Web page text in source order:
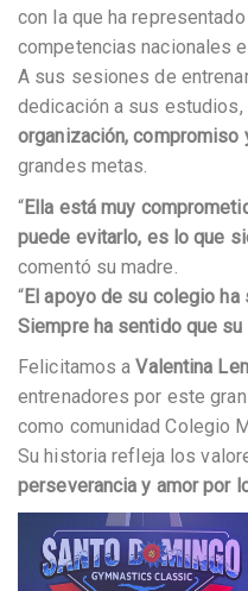
con la que ha
competencias nacionales
A sus sesiones de
dedicación a sus
organización, compromiso
grandes metas.
“Ella está muy
puede evitarlo, es lo que
comentó su madre.
“El apoyo de su colegio
Siempre ha sentido que
Felicitamos aValentina
entrenadores por este
como comunidad Colegio
Su historia refleja los
perseverancia y amor por